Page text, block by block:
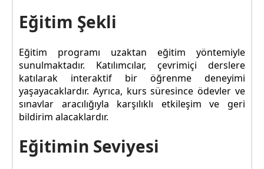
Eğitim Şekli
Eğitim programı uzaktan eğitim yöntemiyle
sunulmaktadır. Katılımcılar, çevrimiçi derslere
katılarak interaktif bir öğrenme deneyimi
yaşayacaklardır. Ayrıca, kurs süresince ödevler ve
sınavlar aracılığıyla karşılıklı etkileşim ve geri
bildirim alacaklardır.
Eğitimin Seviyesi